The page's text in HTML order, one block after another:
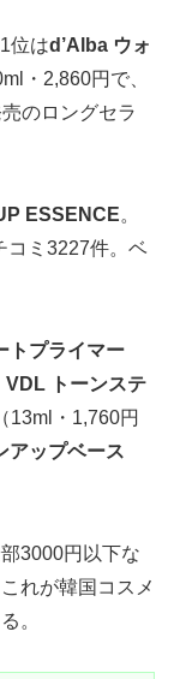
位はd’Alba ウォ
・2,860円で、
のロングセラ
ESSENCE。
コミ3227件。ベ
トプライマー
VDL トーンステ
（13ml・1,760円
ップベース
3000円以下な
れが韓国コスメ
。